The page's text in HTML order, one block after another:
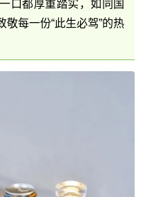
口都厚重踏实，如同国
每一份“此生必驾”的热